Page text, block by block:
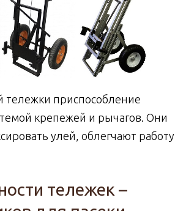
тележки приспособление
крепежей и рычагов. Они
улей, облегчают работу
тележек –